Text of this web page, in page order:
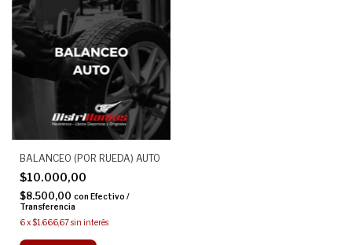
BALANCEO (POR RUEDA) AUTO
$10.000,00
$8.500,00 con Efectivo /
Transferencia
6x$1.666,67sin interés